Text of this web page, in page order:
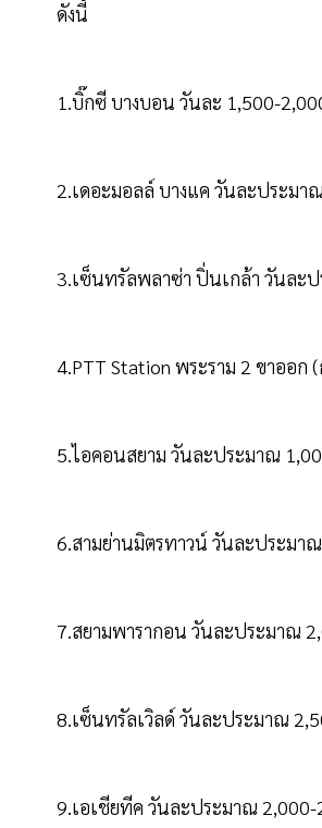
ดังนี้
1.บิ๊กซี บางบอน วันละ 1,500-
2.เดอะมอลล์ บางแค วันละประม
3.เซ็นทรัลพลาซ่า ปิ่นเกล้า วันละ
4.PTT Station พระราม 2 ขาออ
5.ไอคอนสยาม วันละประมาณ
6.สามย่านมิตรทาวน์ วันละประมา
7.สยามพารากอน วันละประมาณ
8.เซ็นทรัลเวิลด์ วันละประมาณ
9.เอเชียทีค วันละประมาณ